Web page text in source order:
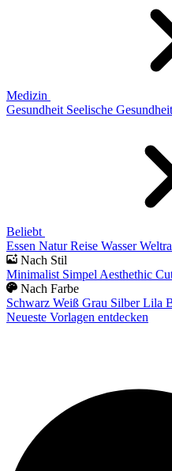
Medizin
Gesundheit Seelische Gesundheit
Beliebt
Essen Natur Reise Wasser
Nach Stil
Minimalist Simpel Aesthethic
Nach Farbe
Schwarz Weiß Grau Silber Lila
Neueste Vorlagen entdecken